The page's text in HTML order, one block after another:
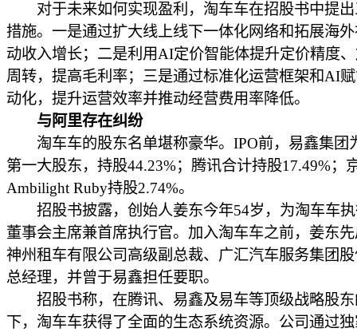
对于未来如何实现盈利，淘车车在招股书中提出
措施。一是通过扩大线上线下一体化网络和拓展海
动收入增长；二是利用AI定价智能体提升定价精度
周转，提高毛利率；三是通过标准化运营框架和AI
动化，提升运营效率并推动经营费用率降低。
与阿里存在纠纷
淘车车的股东名单堪称豪华。IPO前，易鑫集团
第一大股东，持股44.23%；腾讯合计持股17.49%；
Ambilight Ruby持股2.74%。
招股书披露，创始人姜东今年54岁，为淘车车执
董事会主席兼首席执行官。加入淘车车之前，姜东
神州租车有限公司高级副总裁、广汇汽车服务集团
总经理，并曾于易鑫担任要职。
招股书称，在腾讯、易鑫及易车等顶级战略股东
下，淘车车获得了全面的生态系统资源。公司通过